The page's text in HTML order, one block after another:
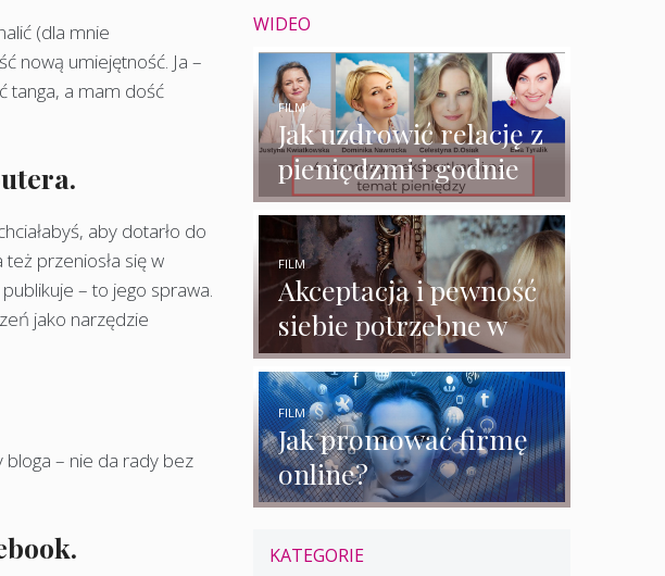
(dla mnie
nową umiejętność. Ja –
tanga, a mam dość
aby dotarło do
przeniosła się w
– to jego sprawa.
jako narzędzie
bloga – nie da rady bez
WIDEO
Jak uzdrowić relację z
pieniędzmi i godnie
zarabiać? – 4
rozmowy z
ekspertkami
FILM
Akceptacja i pewność
siebie potrzebne w
biznesie?
FILM
Jak promować firmę
online?
FILM
KATEGORIE